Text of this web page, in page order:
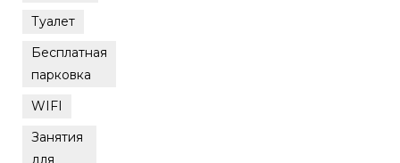
Туалет
Бесплатная
парковка
WIFI
Занятия
для